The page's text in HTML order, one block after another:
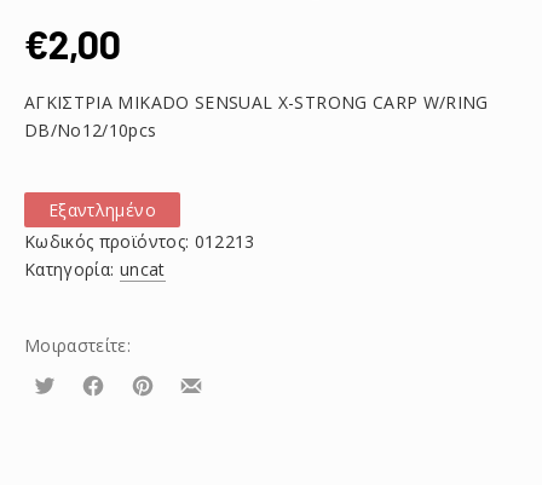
€2,00
ΑΓΚΙΣΤΡΙΑ MIKADO SENSUAL X-STRONG CARP W/RING
DB/No12/10pcs
Εξαντλημένο
Κωδικός προϊόντος: 012213
Κατηγορία: uncat
Μοιραστείτε:
Τουίτα ΜοιραστείτεΜοιραστείτεΜοιραστείτε